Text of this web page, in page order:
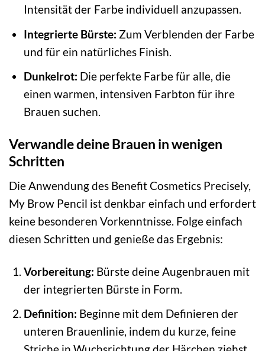
Intensität der Farbe individuell anzupassen.
Integrierte Bürste: Zum Verblenden der Farbe
und für ein natürliches Finish.
Dunkelrot: Die perfekte Farbe für alle, die
einen warmen, intensiven Farbton für ihre
Brauen suchen.
Verwandle deine Brauen in wenigen
Schritten
Die Anwendung des Benefit Cosmetics Precisely,
My Brow Pencil ist denkbar einfach und erfordert
keine besonderen Vorkenntnisse. Folge einfach
diesen Schritten und genieße das Ergebnis:
Vorbereitung: Bürste deine Augenbrauen mit
der integrierten Bürste in Form.
Definition: Beginne mit dem Definieren der
unteren Brauenlinie, indem du kurze, feine